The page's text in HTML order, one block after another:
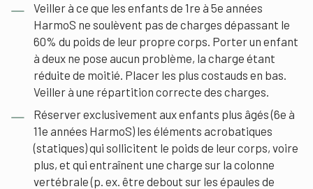
Veiller à ce que les enfants de 1re à 5e années
HarmoS ne soulèvent pas de charges dépassant le
60% du poids de leur propre corps. Porter un enfant
à deux ne pose aucun problème, la charge étant
réduite de moitié. Placer les plus costauds en bas.
Veiller à une répartition correcte des charges.
Réserver exclusivement aux enfants plus âgés (6e à
11e années HarmoS) les éléments acrobatiques
(statiques) qui sollicitent le poids de leur corps, voire
plus, et qui entraînent une charge sur la colonne
vertébrale (p. ex. être debout sur les épaules de